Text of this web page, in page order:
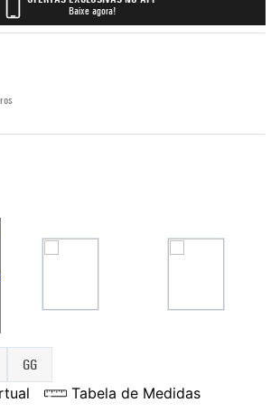
Baixe agora!
GG
Tabela de Medidas